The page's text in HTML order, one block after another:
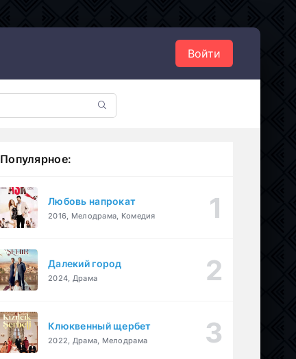
Войти
Популярное:
Любовь напрокат
2016, Мелодрама, Комедия
Далекий город
2024, Драма
Клюквенный щербет
2022, Драма, Мелодрама